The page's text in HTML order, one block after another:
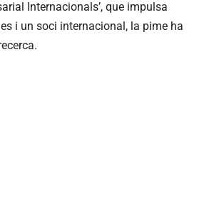
Internacionals’, que impulsa
i un soci internacional, la pime ha